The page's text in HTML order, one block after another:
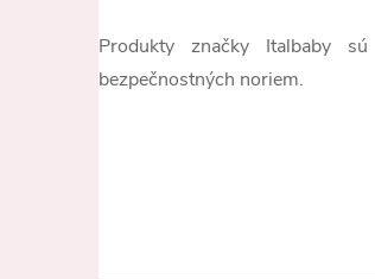
Produkty značky Italbaby
bezpečnostných noriem.